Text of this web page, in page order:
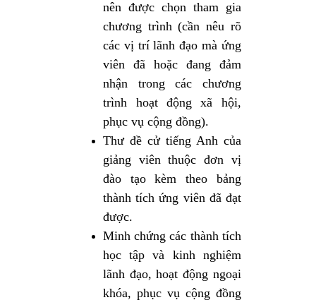
nên được chọn tham gia
chương trình (cần nêu rõ
các vị trí lãnh đạo mà ứng
viên đã hoặc đang đảm
nhận trong các chương
trình hoạt động xã hội,
phục vụ cộng đồng).
Thư đề cử tiếng Anh của
giảng viên thuộc đơn vị
đào tạo kèm theo bảng
thành tích ứng viên đã đạt
được.
Minh chứng các thành tích
học tập và kinh nghiệm
lãnh đạo, hoạt động ngoại
khóa, phục vụ cộng đồng